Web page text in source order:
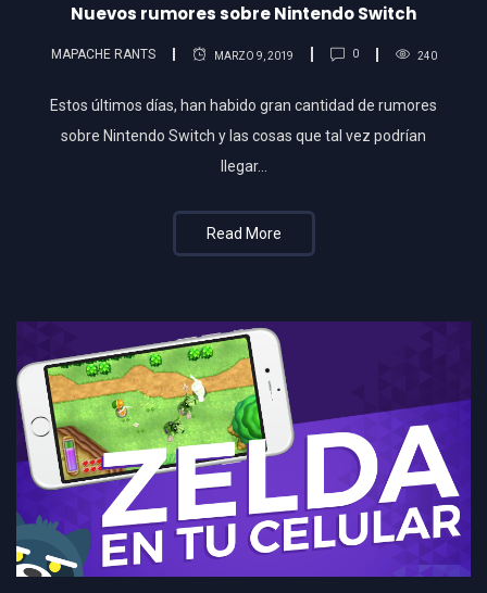
Nuevos rumores sobre Nintendo Switch
MAPACHE RANTS MARZO 9, 2019 0 240
Estos últimos días, han habido gran cantidad de rumores
sobre Nintendo Switch y las cosas que tal vez podrían
llegar…
Read More